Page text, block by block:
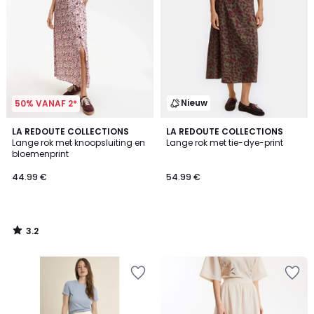
50% VANAF 2*
LA REDOUTE COLLECTIONS
Lange rok met knoopsluiting en
bloemenprint
44.99 €
3.2
/ 5
3.2
/
Nieuw
LA REDOUTE COLLECTIONS
Lange rok met tie-dye-print
54.99 €